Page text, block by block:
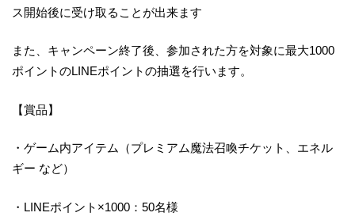
ス開始後に受け取ることが出来ます
また、キャンペーン終了後、参加された方を対象に最大1000
ポイントのLINEポイントの抽選を行います。
【賞品】
・ゲーム内アイテム（プレミアム魔法召喚チケット、エネル
ギー など）
・LINEポイント×1000：50名様